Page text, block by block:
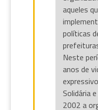
aqueles
políticas
Neste
anos de
Solidária
2002 a